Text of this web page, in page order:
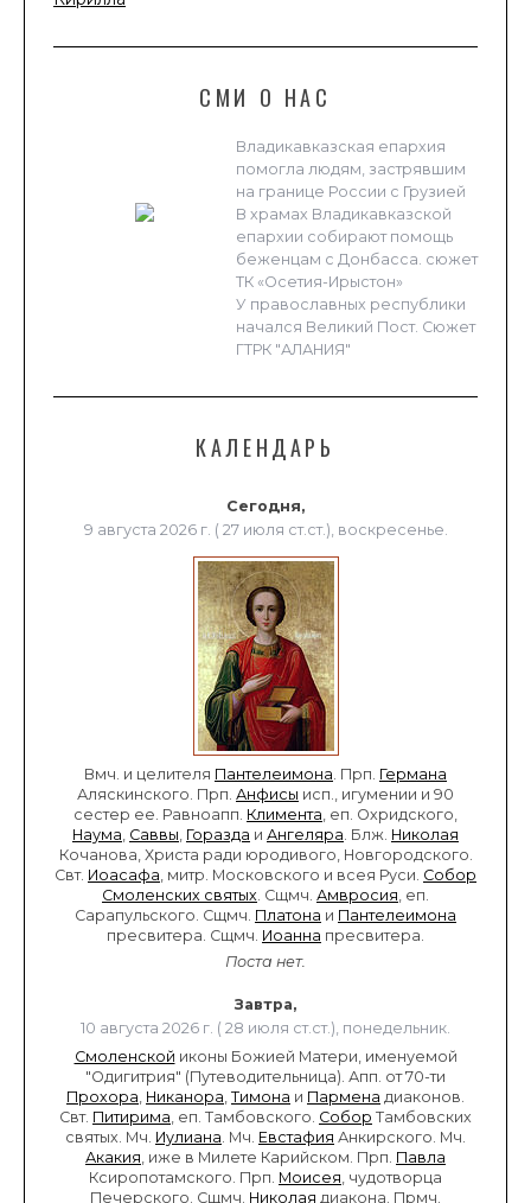
СМИ О НАС
Владикавказская епархия
помогла людям, застрявшим
на границе России с Грузией
В храмах Владикавказской
епархии собирают помощь
беженцам с Донбасса. сюжет
ТК «Осетия-Ирыстон»
У православных республики
начался Великий Пост. Сюжет
ГТРК "АЛАНИЯ"
КАЛЕНДАРЬ
Сегодня,
9 августа 2026 г. ( 27 июля ст.ст.), воскресенье.
Вмч. и целителя Пантелеимона. Прп. Германа
Аляскинского. Прп. Анфисы исп., игумении и 90
сестер ее. Равноапп. Климента, еп. Охридского,
Наума, Саввы, Горазда и Ангеляра. Блж. Николая
Кочанова, Христа ради юродивого, Новгородского.
Свт. Иоасафа, митр. Московского и всея Руси. Собор
Смоленских святых. Сщмч. Амвросия, еп.
Сарапульского. Сщмч. Платона и Пантелеимона
пресвитера. Сщмч. Иоанна пресвитера.
Поста нет.
Завтра,
10 августа 2026 г. ( 28 июля ст.ст.), понедельник.
Смоленской иконы Божией Матери, именуемой
"Одигитрия" (Путеводительница). Апп. от 70-ти
Прохора, Никанора, Тимона и Пармена диаконов.
Свт. Питирима, еп. Тамбовского. Собор Тамбовских
святых. Мч. Иулиана. Мч. Евстафия Анкирского. Мч.
Акакия, иже в Милете Карийском. Прп. Павла
Ксиропотамского. Прп. Моисея, чудотворца
Печерского. Сщмч. Николая диакона. Прмч.